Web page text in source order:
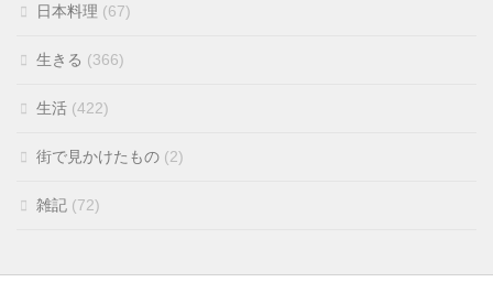
日本料理 (67)
生きる (366)
生活 (422)
街で見かけたもの (2)
雑記 (72)